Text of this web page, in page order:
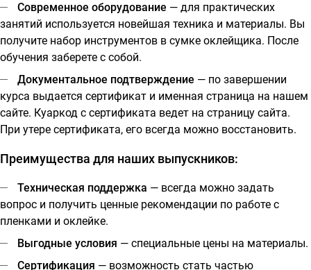
Современное оборудование — для практических
занятий используется новейшая техника и материалы. Вы
получите набор инструментов в сумке оклейщика. После
обучения заберете с собой.
Документальное подтверждение — по завершении
курса выдается сертификат и именная страница на нашем
сайте. Куаркод с сертификата ведет на страницу сайта.
При утере сертификата, его всегда можно восстановить.
Преимущества для наших выпускников:
Техническая поддержка — всегда можно задать
вопрос и получить ценные рекомендации по работе с
пленками и оклейке.
Выгодные условия — специальные цены на материалы.
Сертификация — возможность стать частью